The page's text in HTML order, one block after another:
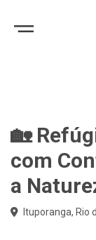
🏡
com
a
Ituporanga, Rio